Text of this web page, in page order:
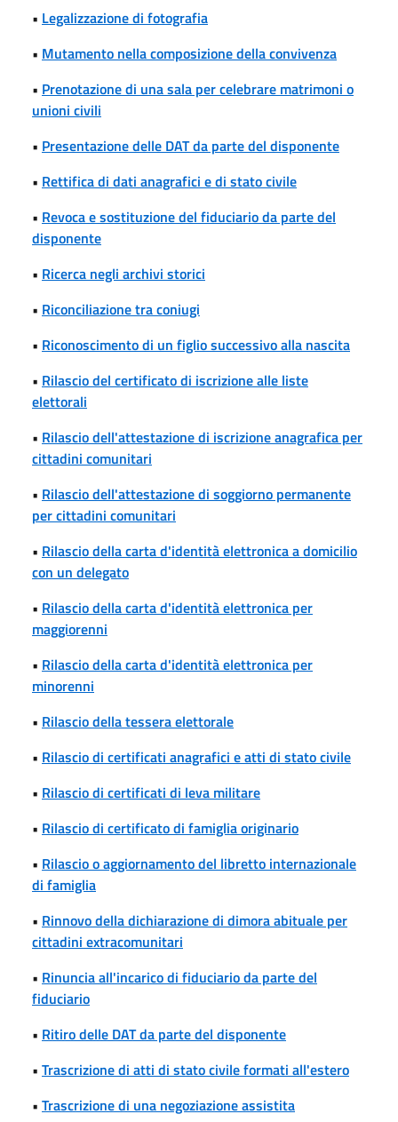
• Legalizzazione di fotografia
• Mutamento nella composizione della convivenza
• Prenotazione di una sala per celebrare matrimoni o
unioni civili
• Presentazione delle DAT da parte del disponente
• Rettifica di dati anagrafici e di stato civile
• Revoca e sostituzione del fiduciario da parte del
disponente
• Ricerca negli archivi storici
• Riconciliazione tra coniugi
• Riconoscimento di un figlio successivo alla nascita
• Rilascio del certificato di iscrizione alle liste
elettorali
• Rilascio dell'attestazione di iscrizione anagrafica per
cittadini comunitari
• Rilascio dell'attestazione di soggiorno permanente
per cittadini comunitari
• Rilascio della carta d'identità elettronica a domicilio
con un delegato
• Rilascio della carta d'identità elettronica per
maggiorenni
• Rilascio della carta d'identità elettronica per
minorenni
• Rilascio della tessera elettorale
• Rilascio di certificati anagrafici e atti di stato civile
• Rilascio di certificati di leva militare
• Rilascio di certificato di famiglia originario
• Rilascio o aggiornamento del libretto internazionale
di famiglia
• Rinnovo della dichiarazione di dimora abituale per
cittadini extracomunitari
• Rinuncia all'incarico di fiduciario da parte del
fiduciario
• Ritiro delle DAT da parte del disponente
• Trascrizione di atti di stato civile formati all'estero
• Trascrizione di una negoziazione assistita